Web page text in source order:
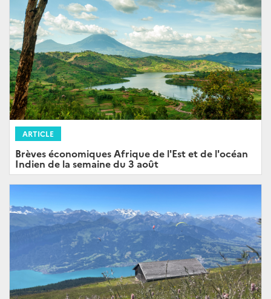
ARTICLE
Brèves économiques Afrique de l'Est et de l'océan
Indien de la semaine du 3 août